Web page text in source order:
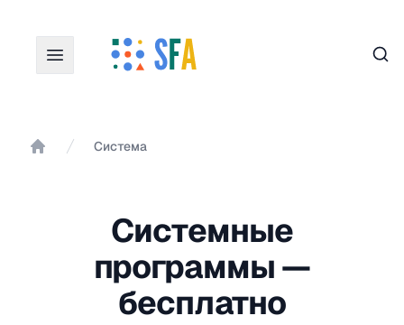
Система
Системные
программы —
бесплатно